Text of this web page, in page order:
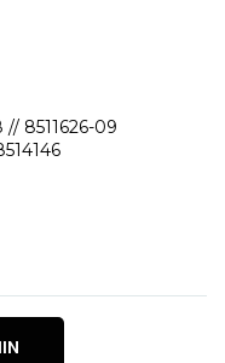
8511626-09